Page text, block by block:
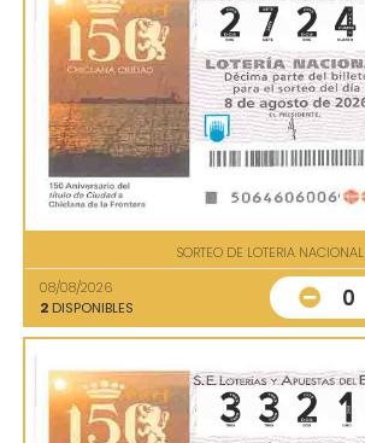
SORTEO DE LOTERIA NACIONAL
08/08/2026
2 DISPONIBLES 0